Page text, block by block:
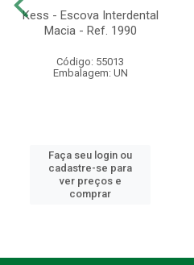
Kess - Escova Interdental
Macia - Ref. 1990
Código: 55013
Embalagem: UN
Faça seu login ou
cadastre-se para
ver preços e
comprar